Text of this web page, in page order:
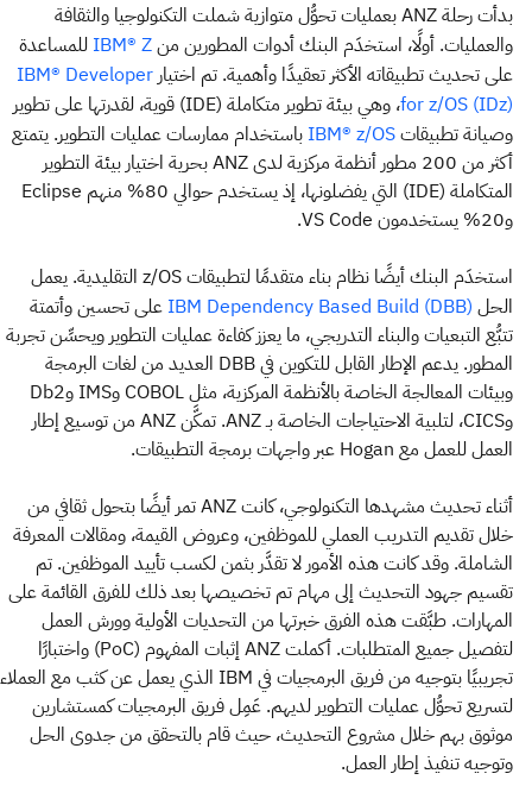
بدأت رحلة ANZ بعمليات تحوُّل متوازية شملت التكنولوجيا والثقافة
والعمليات. أولًا، استخدَم البنك أدوات المطورين من IBM® Z للمساعدة
على تحديث تطبيقاته الأكثر تعقيدًا وأهمية. تم اختيار IBM® Developer
for z/OS (IDz)
، وهي بيئة تطوير متكاملة (IDE) قوية، لقدرتها على تطوير
وصيانة تطبيقات IBM® z/OS باستخدام ممارسات عمليات التطوير. يتمتع
أكثر من 200 مطور أنظمة مركزية لدى ANZ بحرية اختيار بيئة التطوير
المتكاملة (IDE) التي يفضلونها، إذ يستخدم حوالي 80% منهم Eclipse
و20% يستخدمون VS Code.
استخدَم البنك أيضًا نظام بناء متقدمًا لتطبيقات z/OS التقليدية. يعمل
الحل IBM Dependency Based Build (DBB) على تحسين وأتمتة
تتبُّع التبعيات والبناء التدريجي، ما يعزز كفاءة عمليات التطوير ويحسِّن تجربة
المطور. يدعم الإطار القابل للتكوين في DBB العديد من لغات البرمجة
وبيئات المعالجة الخاصة بالأنظمة المركزية، مثل COBOL وIMS وDb2
وCICS، لتلبية الاحتياجات الخاصة بـ ANZ. تمكَّن ANZ من توسيع إطار
العمل للعمل مع Hogan عبر واجهات برمجة التطبيقات.
أثناء تحديث مشهدها التكنولوجي، كانت ANZ تمر أيضًا بتحول ثقافي من
خلال تقديم التدريب العملي للموظفين، وعروض القيمة، ومقالات المعرفة
الشاملة. وقد كانت هذه الأمور لا تقدَّر بثمن لكسب تأييد الموظفين. تم
تقسيم جهود التحديث إلى مهام تم تخصيصها بعد ذلك للفرق القائمة على
المهارات. طبَّقت هذه الفرق خبرتها من التحديات الأولية وورش العمل
لتفصيل جميع المتطلبات. أكملت ANZ إثبات المفهوم (PoC) واختبارًا
تجريبيًا بتوجيه من فريق البرمجيات في IBM الذي يعمل عن كثب مع العملاء
لتسريع تحوُّل عمليات التطوير لديهم. عَمِل فريق البرمجيات كمستشارين
موثوق بهم خلال مشروع التحديث، حيث قام بالتحقق من جدوى الحل
وتوجيه تنفيذ إطار العمل.